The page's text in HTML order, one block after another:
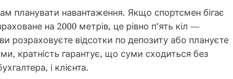
планувати навантаження. Якщо спортсмен бігає
на 2000 метрів, це рівно п’ять кіл —
розраховуєте відсотки по депозиту або плануєте
кратність гарантує, що суми сходиться без
і клієнта.